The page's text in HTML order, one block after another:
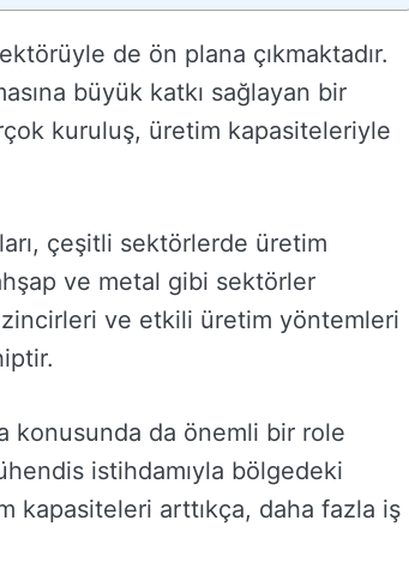
de ön plana çıkmaktadır.
büyük katkı sağlayan bir
kuruluş, üretim kapasiteleriyle
çeşitli sektörlerde üretim
ve metal gibi sektörler
ve etkili üretim yöntemleri
konusunda da önemli bir role
istihdamıyla bölgedeki
kapasiteleri arttıkça, daha fazla iş